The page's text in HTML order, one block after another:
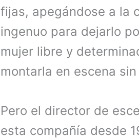
fijas, apegándose a la
ingenuo para dejarlo
mujer libre y
montarla en escena
Pero el director de
esta compañía desde